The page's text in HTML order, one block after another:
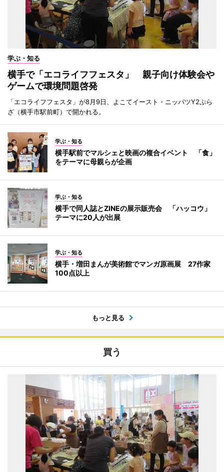
学ぶ・知る
横手で「エコライフフェスタ」 親子向け体験会や
ゲームで環境問題啓発
「エコライフフェスタ」が8月9日、よこてイースト・ニッパツY2ぷら
ざ（横手市駅前町）で開かれる。
学ぶ・知る
横手駅前でマルシェと映画の複合イベント 「食」
をテーマに母親らが企画
学ぶ・知る
横手で同人誌とZINEの展示販売会 「ハッコウ」
テーマに20人が出展
学ぶ・知る
横手・増田まんが美術館でマンガ原画展 27作家
100点以上
もっと見る
買う